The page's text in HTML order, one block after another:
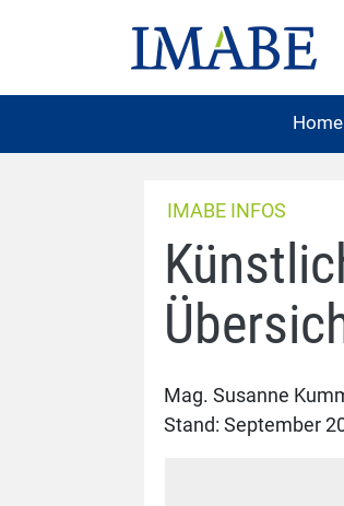
Home
IMABE INFOS
Mag. Susanne
Stand: September